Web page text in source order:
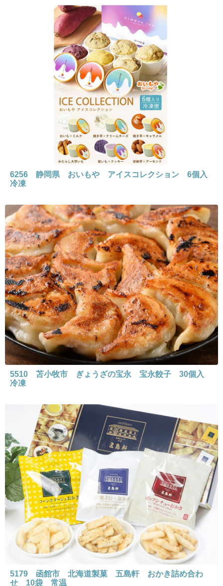
6256 静岡県 おいもや アイスコレクション 6個入
冷凍
5510 苫小牧市 ぎょうざの宝永 宝永餃子 30個入
冷凍
5179 函館市 北海道製菓 五島軒 おかき詰め合わ
せ 10袋 常温